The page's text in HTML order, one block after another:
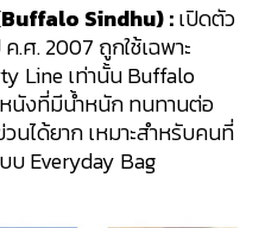
Sindhu) :เปิดตัว
.ศ. 2007 ถูกใช้เฉพาะ
Line เท่านั้น Buffalo
นังที่มีน้ำหนัก ทนทานต่อ
นได้ยาก เหมาะสำหรับคนที่
บ Everyday Bag